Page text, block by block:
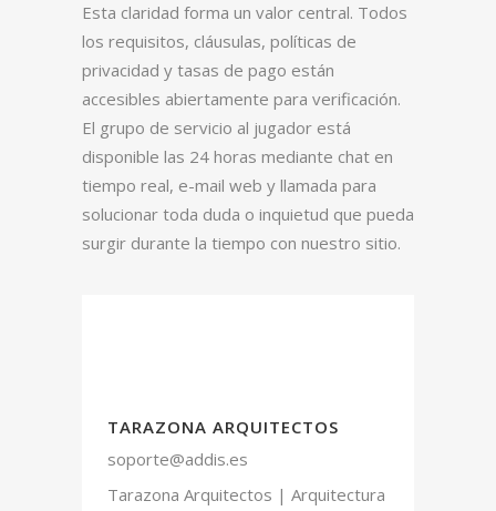
Esta claridad forma un valor central. Todos
los requisitos, cláusulas, políticas de
privacidad y tasas de pago están
accesibles abiertamente para verificación.
El grupo de servicio al jugador está
disponible las 24 horas mediante chat en
tiempo real, e-mail web y llamada para
solucionar toda duda o inquietud que pueda
surgir durante la tiempo con nuestro sitio.
TARAZONA ARQUITECTOS
soporte@addis.es
Tarazona Arquitectos | Arquitectura